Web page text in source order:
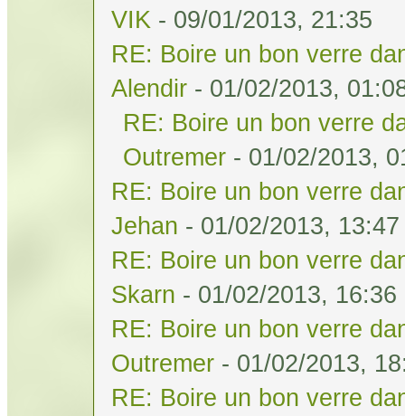
VIK - 09/01/2013, 21:35
RE: Boire un bon verre
Alendir - 01/02/2013,
RE: Boire un bon verre
Outremer - 01/02/2013,
RE: Boire un bon verre
Jehan - 01/02/2013, 13:47
RE: Boire un bon verre
Skarn - 01/02/2013, 16:36
RE: Boire un bon verre
Outremer - 01/02/2013,
RE: Boire un bon verre